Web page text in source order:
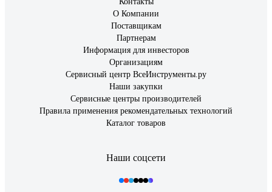
О Компании
Поставщикам
Партнерам
Информация для инвесторов
Организациям
Сервисный центр ВсеИнструменты.ру
Наши закупки
Сервисные центры производителей
Правила применения рекомендательных технологий
Каталог товаров
Наши соцсети